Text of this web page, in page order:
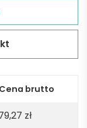
Cena brutto
zł